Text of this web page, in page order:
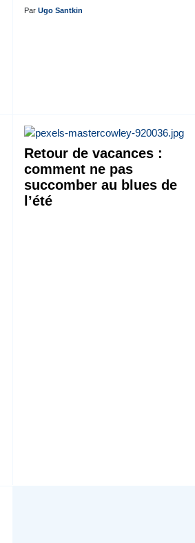
ParUgo Santkin
Retour de vacances :
comment ne pas
succomber au blues de
l’été